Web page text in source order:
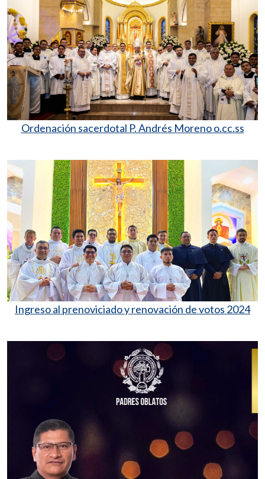
Ordenación sacerdotal P. Andrés Moreno o.cc.ss
Ingreso al prenoviciado y renovación de votos 2024